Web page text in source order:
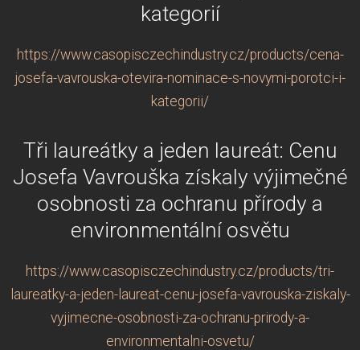
kategorií
https://www.casopisczechindustry.cz/products/cena-
josefa-vavrouska-otevira-nominace-s-novymi-porotci-i-
kategorii/
Tři laureátky a jeden laureát: Cenu
Josefa Vavrouška získaly výjimečné
osobnosti za ochranu přírody a
environmentální osvětu
https://www.casopisczechindustry.cz/products/tri-
laureatky-a-jeden-laureat-cenu-josefa-vavrouska-ziskaly-
vyjimecne-osobnosti-za-ochranu-prirody-a-
environmentalni-osvetu/